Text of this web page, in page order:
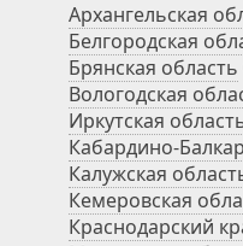
Архангельская
Белгородская
Брянская область
Вологодская
Иркутская
Кабардино-
Калужская
Кемеровская
Краснодарский